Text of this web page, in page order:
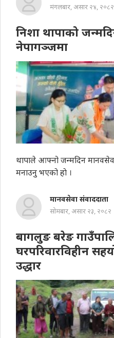
मंगलबार, असार २४, २०८२
निशा थापाको
नेपागञ्जमा
थापाले आफ्नो जन्मदिन
मनाउनु भएको हाे ।
मानवसेवा संवाददाता
सोमबार, असार २३, २०८२
बागलुङ बरेङ
घरपरिवारविहीन
उद्धार